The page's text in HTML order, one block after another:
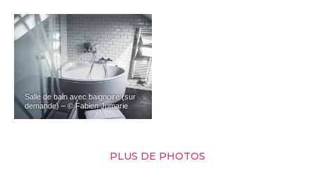
Salle de bain avec baignoire (sur
demande) – © Fabien Jumarie
PLUS DE PHOTOS